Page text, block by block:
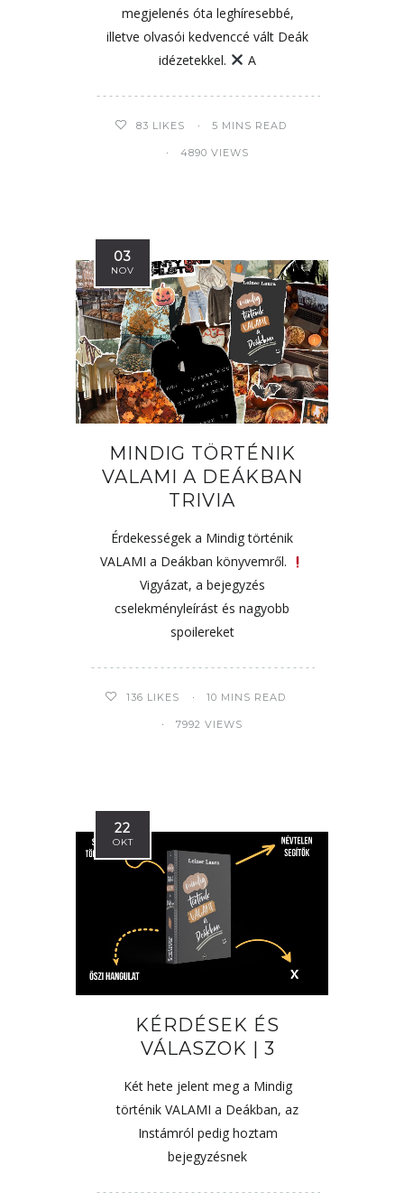
megjelenés óta leghíresebbé,
illetve olvasói kedvenccé vált Deák
idézetekkel.
A
83 LIKES 5 MINS READ
4890 VIEWS
03
NOV
MINDIG TÖRTÉNIK
VALAMI A DEÁKBAN
TRIVIA
Érdekességek a Mindig történik
VALAMI a Deákban könyvemről.
Vigyázat, a bejegyzés
cselekményleírást és nagyobb
spoilereket
136 LIKES 10 MINS READ
7992 VIEWS
22
OKT
KÉRDÉSEK ÉS
VÁLASZOK | 3
Két hete jelent meg a Mindig
történik VALAMI a Deákban, az
Instámról pedig hoztam
bejegyzésnek